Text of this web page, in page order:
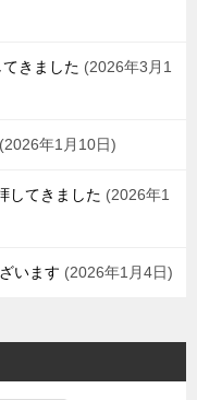
きました
2026年3月1
2026年1月10日
してきました
2026年1
います 2026年1月4日